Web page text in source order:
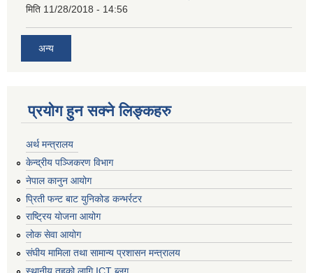
मिति 11/28/2018 - 14:56
अन्य
प्रयोग हुन सक्ने लिङ्कहरु
अर्थ मन्त्रालय
केन्द्रीय पञ्जिकरण विभाग
नेपाल कानुन आयोग
प्रिती फन्ट बाट युनिकोड कन्भर्रटर
राष्ट्रिय योजना आयोग
लोक सेवा आयोग
संघीय मामिला तथा सामान्य प्रशासन मन्त्रालय
स्थानीय तहको लागि ICT ब्लग